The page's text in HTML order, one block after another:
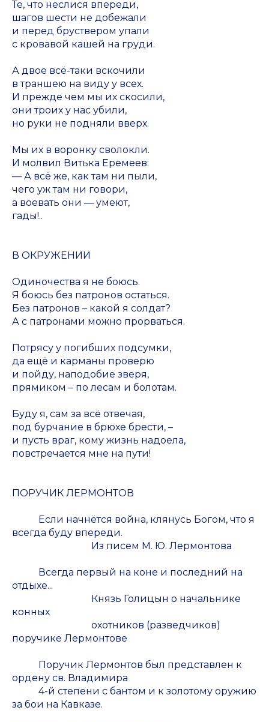
Те, что неслися впереди,
шагов шести не добежали
и перед бруствером упали
с кровавой кашей на груди.
А двое всё-таки вскочили
в траншею на виду у всех.
И прежде чем мы их скосили,
они троих у нас убили,
но руки не подняли вверх.
Мы их в воронку сволокли.
И молвил Витька Еремеев:
— А всё же, как там ни пыли,
чего уж там ни говори,
а воевать они — умеют,
гады!..
В ОКРУЖЕНИИ
Одиночества я не боюсь.
Я боюсь без патронов остаться.
Без патронов – какой я солдат?
А с патронами можно прорваться.
Потрясу у погибших подсумки,
да ещё и карманы проверю
и пойду, наподобие зверя,
прямиком – по лесам и болотам.
Буду я, сам за всё отвечая,
под бурчание в брюхе брести, –
и пусть враг, кому жизнь надоела,
повстречается мне на пути!
ПОРУЧИК ЛЕРМОНТОВ
Если начнётся война, клянусь Богом, что я
всегда буду впереди.
Из писем М. Ю. Лермонтова
Всегда первый на коне и последний на
отдыхе...
Князь Голицын о начальнике
конных
охотников (разведчиков)
поручике Лермонтове
Поручик Лермонтов был представлен к
ордену св. Владимира
4-й степени с бантом и к золотому оружию
за бои на Кавказе.